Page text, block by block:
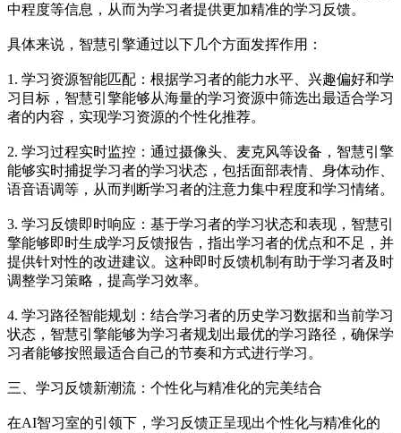
中程度等信息，从而为学习者提供更加精准的学习反馈。
具体来说，智慧引擎通过以下几个方面发挥作用：
1. 学习资源智能匹配：根据学习者的能力水平、兴趣偏好和学
习目标，智慧引擎能够从海量的学习资源中筛选出最适合学习
者的内容，实现学习资源的个性化推荐。
2. 学习过程实时监控：通过摄像头、麦克风等设备，智慧引擎
能够实时捕捉学习者的学习状态，包括面部表情、身体动作、
语音语调等，从而判断学习者的注意力集中程度和学习情绪。
3. 学习反馈即时响应：基于学习者的学习状态和表现，智慧引
擎能够即时生成学习反馈报告，指出学习者的优点和不足，并
提供针对性的改进建议。这种即时反馈机制有助于学习者及时
调整学习策略，提高学习效率。
4. 学习路径智能规划：结合学习者的历史学习数据和当前学习
状态，智慧引擎能够为学习者规划出最优的学习路径，确保学
习者能够按照最适合自己的节奏和方式进行学习。
三、学习反馈新潮流：个性化与精准化的完美结合
在AI智习室的引领下，学习反馈正呈现出个性化与精准化的